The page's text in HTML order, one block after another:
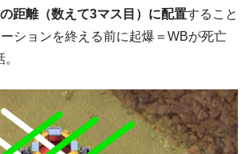
距離（数えて3マス目）に配置すること
ションを終える前に起爆＝WBが死亡